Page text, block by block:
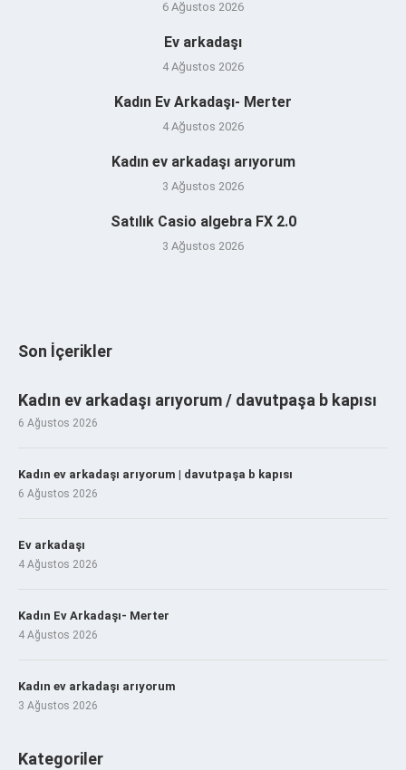
6 Ağustos 2026
Ev arkadaşı
4 Ağustos 2026
Kadın Ev Arkadaşı- Merter
4 Ağustos 2026
Kadın ev arkadaşı arıyorum
3 Ağustos 2026
Satılık Casio algebra FX 2.0
3 Ağustos 2026
Son İçerikler
Kadın ev arkadaşı arıyorum / davutpaşa b kapısı
6 Ağustos 2026
Kadın ev arkadaşı arıyorum | davutpaşa b kapısı
6 Ağustos 2026
Ev arkadaşı
4 Ağustos 2026
Kadın Ev Arkadaşı- Merter
4 Ağustos 2026
Kadın ev arkadaşı arıyorum
3 Ağustos 2026
Kategoriler